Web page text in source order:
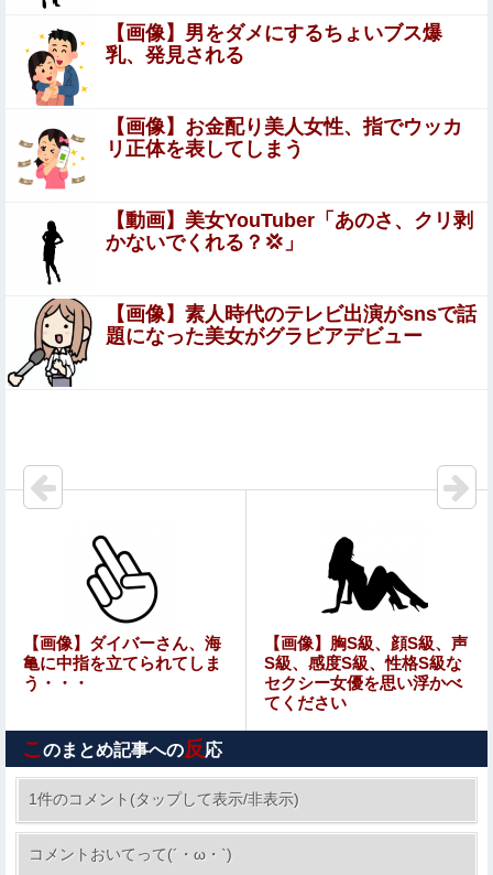
しろやｗｗｗ
彼女「正直デートよりもその後の○○の方が楽しみ。最初か
ら直行でよくない？」→すごいことになる・・・・・・
池田瑛紗ちゃんと岡本姫奈ちゃん、暴れ犬だったｗ【乃木
坂46】他
【画像】仙台育英のマネージャー
wwwwwwwwwwwwwwwwwww他
死去した有名作家の遺作が予約開始、すると『信じられな
い問い合わせがあった』と書店員が明らかにして……
【画像】 風俗に行くと毎回こういう"恵体メロン"お姉
さん(35)を指名してしまうんやが・・・
もうネット恋愛にも疲れた……ブスって自覚あるからまと
証」八重山日報「抗議団体が危険航行（生徒乗せ制限区域
侵入」第三者委員会「抗議団体の構成組織は...
【流出】清楚系女子大生、裏でこんなハードコアセ○クス
してたとか嘘だろ…（動画あり）
【速報】 中国、ガチで逝く
高市政権「減税します」→財源「これから考えます」
【朗報】瀬戸口心月、この太ももはアカンすよ・・・
玉川徹、生出演の自民党議員に「全面的に大賛成、おっし
ゃる通り」 消費減税への主張めぐり
「嫁子の料理は未熟ね」とネチネチ攻撃してくる
自称料理自慢のトメ。かばわない旦那とトメの台
【画像】男をダメにするちょいブス爆
乳、発見される
【画像】お金配り美人女性、指でウッカ
リ正体を表してしまう
【動画】美女YouTuber「あのさ、クリ剥
かないでくれる？💢」
【画像】素人時代のテレビ出演がsnsで話
題になった美女がグラビアデビュー
【画像】ダイバーさん、海
亀に中指を立てられてしま
う・・・
【画像】胸S級、顔S級、声
S級、感度S級、性格S級な
セクシー女優を思い浮かべ
てください
こ のまとめ記事への反応
1件のコメント(タップして表示/非表示)
コメントおいてって(´・ω・`)